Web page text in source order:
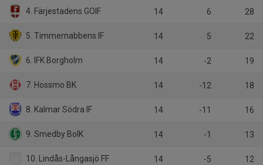
4. Färjestadens GOIF 14 6 28
5. Timmernabbens IF 14 5 22
6. IFK Borgholm 14 -2 19
7. Hossmo BK 14 -12 18
8. Kalmar Södra IF 14 -11 16
9. Smedby BoIK 14 -1 13
10. Lindås-Långasjö FF 14 -5 12